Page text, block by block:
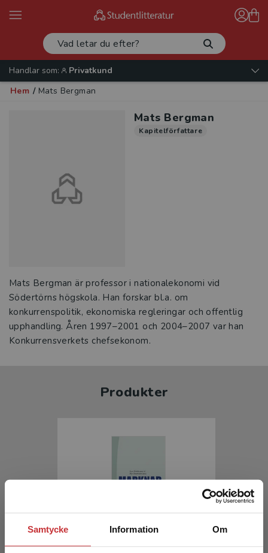
Samtycke Information Om
Handlar som:
Privatkund
Hem / Mats Bergman
Mats Bergman
Kapitelförfattare
Mats Bergman är professor i nationalekonomi vid
Södertörns högskola. Han forskar bl.a. om
konkurrenspolitik, ekonomiska regleringar och offentlig
upphandling. Åren 1997–2001 och 2004–2007 var han
Konkurrensverkets chefsekonom.
Produkter
Marknad & politik